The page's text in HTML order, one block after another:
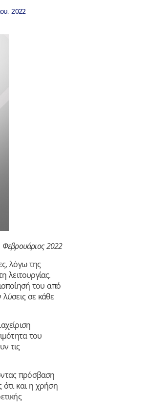
2022
2022
λόγω της
λειτουργίας.
του από
λύσεις σε κάθε
του
τις
πρόσβαση
ότι και η χρήση